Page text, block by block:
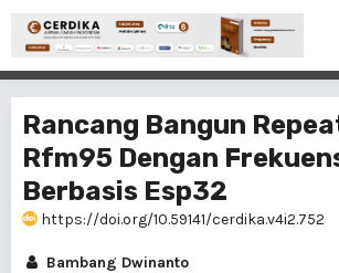
Rancang Bangun
Rfm95 Dengan
Berbasis Esp32
https://doi.org/10.59141/cerdika.v4i2.752
Bambang Dwinanto